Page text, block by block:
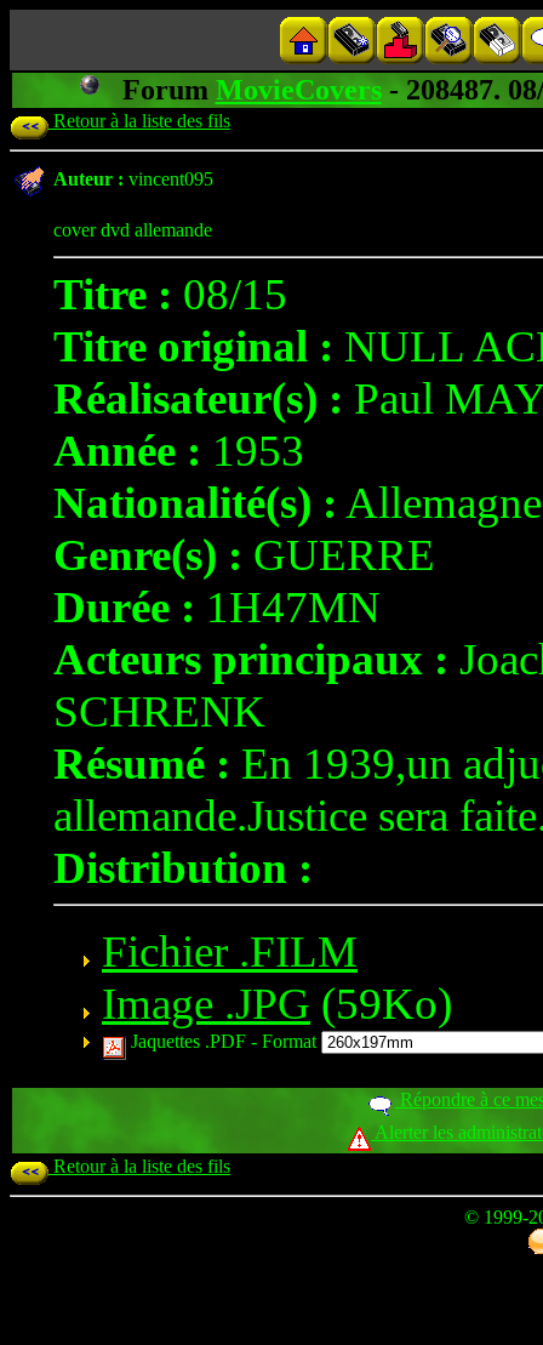
Forum MovieCovers- 208487.
Retour à la liste des fils
Auteur : vincent095
cover dvd allemande
Titre : 08/15
Titre original : NULL
Réalisateur(s) : Paul
Année : 1953
Nationalité(s) : Allemagne
Genre(s) : GUERRE
Durée : 1H47MN
Acteurs principaux :
SCHRENK
Résumé : En 1939,un
allemande.Justice sera
Distribution :
Fichier .FILM
Image .JPG (59Ko)
Jaquettes .PDF - Format
Répondre à ce
Alerter les
Retour à la liste des fils
© 1999-